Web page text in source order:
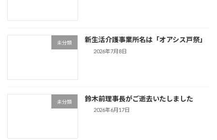
未分類 新生活介護事業所名は「オアシス戸祭」
2026年7月8日
未分類 鈴木前理事長がご逝去いたしました
2026年6月17日